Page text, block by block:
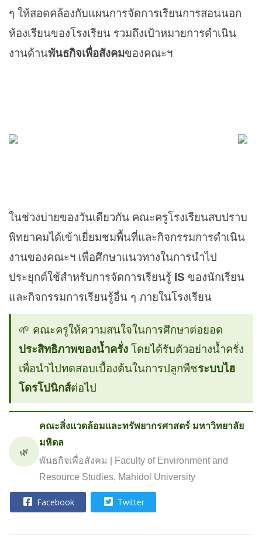
ๆ ให้สอดคล้องกับแผนการจัดการเรียนการสอนนอก
ห้องเรียนของโรงเรียน รวมถึงเป้าหมายการดำเนิน
งานด้านพันธกิจเพื่อสังคมของคณะฯ
ในช่วงบ่ายของวันเดียวกัน คณะครูโรงเรียนสบปราบ
พิทยาคมได้เข้าเยี่ยมชมพื้นที่และกิจกรรมการดำเนิน
งานของคณะฯ เพื่อศึกษาแนวทางในการนำไป
ประยุกต์ใช้สำหรับการจัดการเรียนรู้ IS ของนักเรียน
และกิจกรรมการเรียนรู้อื่น ๆ ภายในโรงเรียน
🌱 คณะครูให้ความสนใจในการศึกษาต่อยอด
ประสิทธิภาพของน้ำครั่งโดยได้รับตัวอย่างน้ำครั่ง
เพื่อนำไปทดสอบเบื้องต้นในการปลูกพืชระบบไฮ
โดรโปนิกส์ต่อไป
🌿
คณะสิ่งแวดล้อมและทรัพยากรศาสตร์ มหาวิทยาลัย
มหิดล
พันธกิจเพื่อสังคม | Faculty of Environment and
Resource Studies, Mahidol University
Facebook Twitter